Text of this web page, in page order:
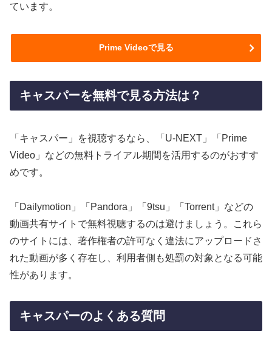
ています。
Prime Videoで見る
キャスパーを無料で見る方法は？
「キャスパー」を視聴するなら、「U-NEXT」「Prime
Video」などの無料トライアル期間を活用するのがおすす
めです。
「Dailymotion」「Pandora」「9tsu」「Torrent」などの
動画共有サイトで無料視聴するのは避けましょう。これら
のサイトには、著作権者の許可なく違法にアップロードさ
れた動画が多く存在し、利用者側も処罰の対象となる可能
性があります。
キャスパーのよくある質問